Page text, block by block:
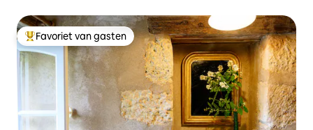
Topfavoriet van gasten
Favoriet van gasten